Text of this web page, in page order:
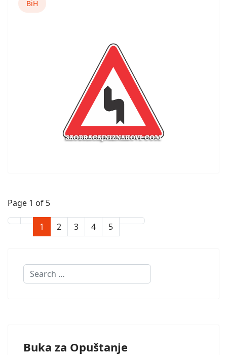
BiH
Page 1 of 5
1 2 3 4 5
Search
Buka za Opuštanje